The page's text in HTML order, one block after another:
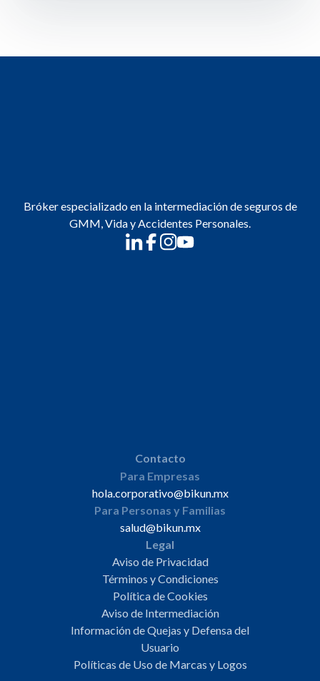
Bróker especializado en la intermediación de seguros de
GMM, Vida y Accidentes Personales.
Contacto
Para Empresas
hola.corporativo@bikun.mx
Para Personas y Familias
salud@bikun.mx
Legal
Aviso de Privacidad
Términos y Condiciones
Política de Cookies
Aviso de Intermediación
Información de Quejas y Defensa del
Usuario
Políticas de Uso de Marcas y Logos